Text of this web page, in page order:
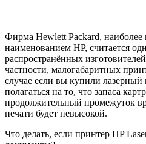
Фирма Hewlett Packard, наиболее
наименованием HP, считается
распространённых
частности, малогабаритных
случае если вы купили лазерный
полагаться на то, что запаса
продолжительный промежуток
печати будет невысокой.
Что делать, если принтер HP